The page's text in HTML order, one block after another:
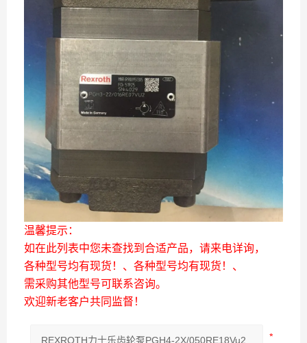
温馨提示：
如在此列表中您未查找到合适产品，请来电详询，
各种型号均有现货！、各种型号均有现货！、
需采购其他型号可联系咨询。
欢迎新老客户共同监督！